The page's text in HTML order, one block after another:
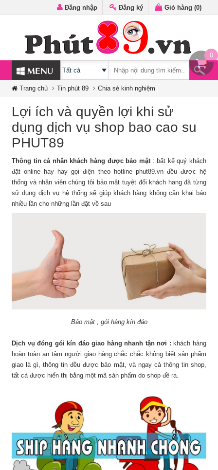
0
Đăng nhập Đăng ký Giỏ hàng (0)
MENU
Trang chủ Tin phút 89 Chia sẻ kinh nghiệm
Lợi ích và quyền lợi khi sử
dụng dịch vụ shop bao cao su
PHUT89
Thông tin cá nhân khách hàng được bảo mật : bất kể quý khách
đặt online hay hay gọi điện theo hotline phut89.vn đều được hệ
thống và nhân viên chúng tôi bảo mật tuyệt đối khách hang đã từng
sử dụng dịch vụ hệ thống sẽ giúp khách hàng không cần khai báo
nhiều lần cho những lần đặt về sau
Bảo mật , gói hàng kín đáo
Dịch vụ đóng gói kín đáo giao hàng nhanh tận nơi :khách hàng
hoàn toàn an tâm người giao hàng chắc chắc không biết sản phẩm
giao là gì, thông tin đều được bảo mật, và ngay cả thông tin shop,
tất cả được hiển thị bằng một mã sản phẩm do shop đề ra.